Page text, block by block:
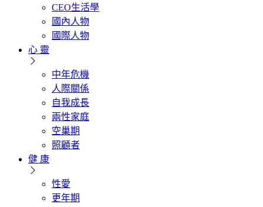
CEO生活學
國內人物
國際人物
心 靈
中年危機
人際關係
自我成長
兩性家庭
空巢期
照顧者
健 康
性愛
更年期